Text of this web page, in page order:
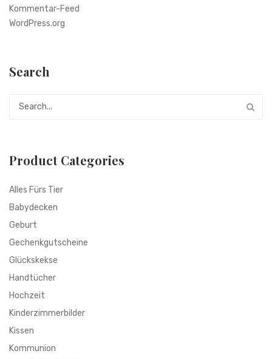
Kommentar-Feed
WordPress.org
Search
Product Categories
Alles Fürs Tier
Babydecken
Geburt
Gechenkgutscheine
Glückskekse
Handtücher
Hochzeit
Kinderzimmerbilder
Kissen
Kommunion